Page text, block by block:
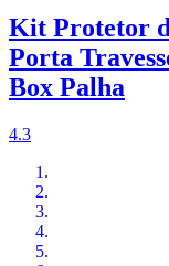
Kit Protetor
Porta
Box Palha
4.3